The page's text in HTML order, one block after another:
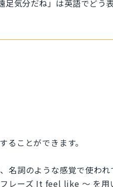
気分だね」は英語でどう
ることができます。
名詞のような感覚で使わ
レーズ It feel like 〜 を用